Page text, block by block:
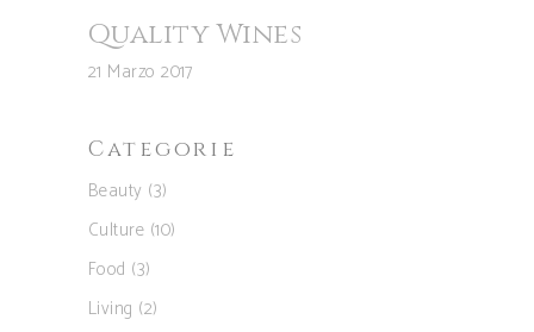
Quality Wines
21 Marzo 2017
Categorie
Beauty (3)
Culture (10)
Food (3)
Living (2)